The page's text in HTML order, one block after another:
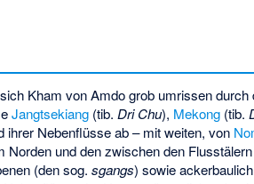
Kham von Amdo grob umrissen durch
Jangtsekiang (tib.Dri Chu), Mekong (tib.
ihrer Nebenflüsse ab – mit weiten, von
Norden und den zwischen den
(den sog.sgangs) sowie